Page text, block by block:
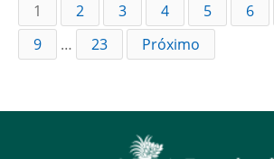
1 2 3 4 5 6
9
… 23 Próximo